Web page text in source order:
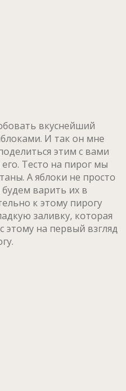
вкуснейший
И так он мне
этим с вами
Тесто на пирог мы
А яблоки не просто
варить их в
к этому пирогу
заливку, которая
на первый взгляд